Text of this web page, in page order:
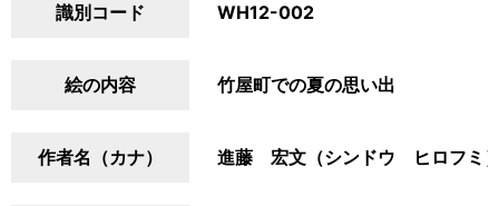
識別コード WH12-002
絵の内容 竹屋町での夏の思い出
作者名（カナ） 進藤 宏文（シンドウ ヒロフミ